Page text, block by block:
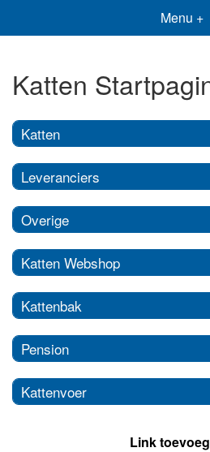
Menu +
Katten
Katten
Leveranciers
Overige
Katten Webshop
Kattenbak
Pension
Kattenvoer
Link